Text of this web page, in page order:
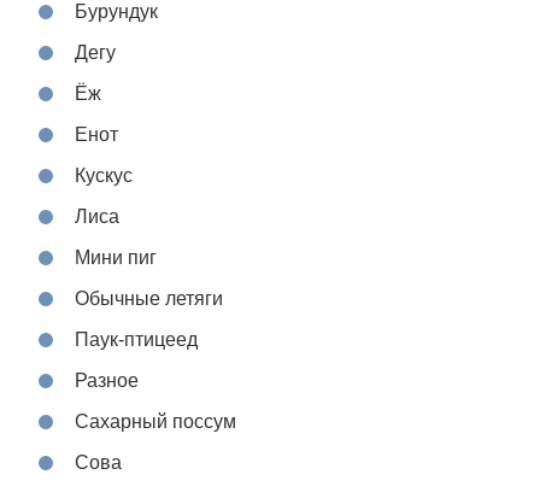
Бурундук
Дегу
Ёж
Енот
Кускус
Лиса
Мини пиг
Обычные летяги
Паук-птицеед
Разное
Сахарный поссум
Сова